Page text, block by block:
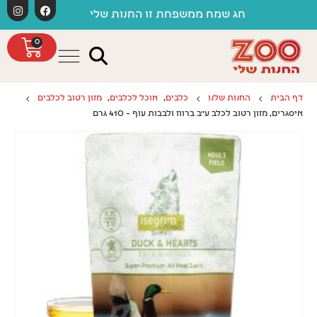
חג שמח ממשפחת זו החנות שלי
0
דף הבית החנות שלנו כלבים, אוכל לכלבים,
מזון רטוב לכלבים
איסגרים, מזון רטוב לכלב ע"ב ברווז ולבבות עוף – 410 גרם